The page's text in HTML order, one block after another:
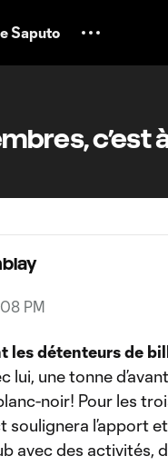
Saputo
c’est
PM
les détenteurs de
lui, une tonne
noir! Pour les
soulignera l’apport
avec des activités,